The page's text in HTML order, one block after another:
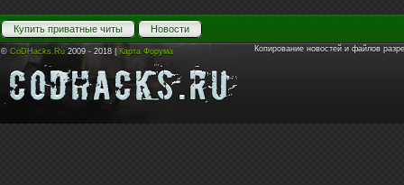
Купить приватные читы Новости
© CoDHacks.Ru 2009 - 2018 | Карта Форума Копирование новостей и файлов